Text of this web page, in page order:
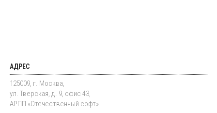
АДРЕС
125009, г. Москва,
ул. Тверская, д. 9, офис 43,
АРПП «Отечественный софт»